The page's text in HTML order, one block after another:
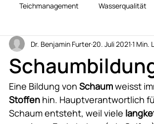
Teichmanagement Wasserqualität
Dr. Benjamin Furter20. Juli 2021 1 Min.
Eine Bildung von Schaum weisst
Stoffen hin. Hauptverantwortlich
Schaum entsteht, weil viele